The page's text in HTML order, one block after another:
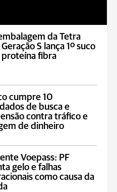
da Tetra
Geração S lança 1º suco
proteína fibra
cumpre 10
de busca e
contra tráfico e
de dinheiro
Voepass: PF
gelo e falhas
como causa da